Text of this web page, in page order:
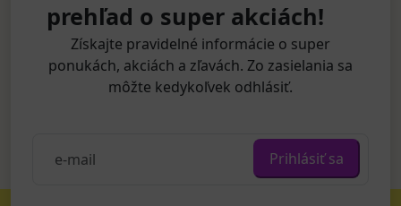
prehľad o super akciách!
Získajte pravidelné informácie o super
ponukách, akciách a zľavách. Zo zasielania sa
môžte kedykoľvek odhlásiť.
Prihlásiť sa